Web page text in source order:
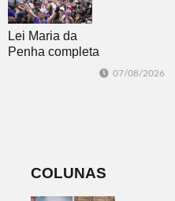
Lei Maria da
Penha completa
07/08/2026
COLUNAS